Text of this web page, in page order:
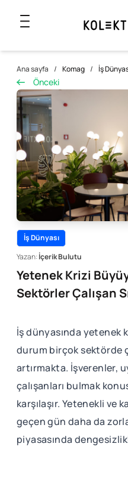
Ana sayfa / Komag / İş
Önceki
İş Dünyası
Yazan:İçerik Bulutu
Yetenek Krizi
Sektörler Çalışan
İş dünyasında yetenek
durum birçok sektörde
artırmakta. İşverenler,
çalışanları bulmak
karşılaşır. Yetenekli
geçen gün daha da
piyasasında